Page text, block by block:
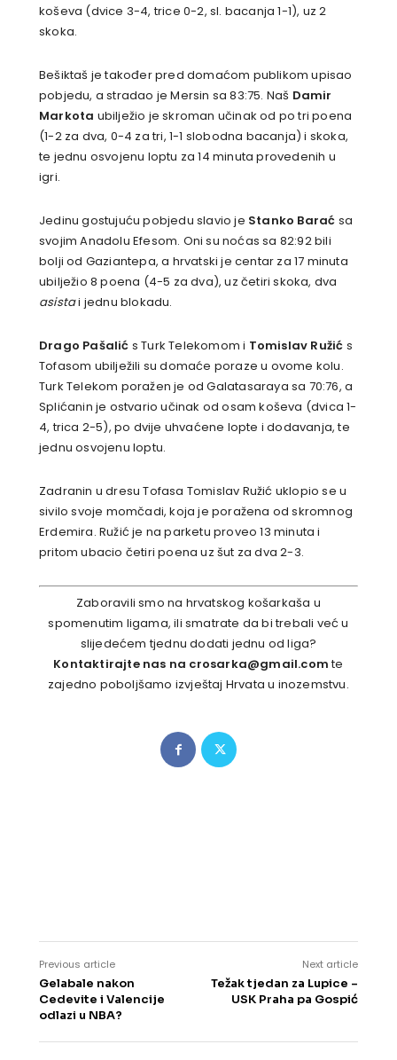
koševa (dvice 3-4, trice 0-2, sl. bacanja 1-1), uz 2
skoka.
Bešiktaš je također pred domaćom publikom upisao
pobjedu, a stradao je Mersin sa 83:75. Naš Damir
Markota ubilježio je skroman učinak od po tri poena
(1-2 za dva, 0-4 za tri, 1-1 slobodna bacanja) i skoka,
te jednu osvojenu loptu za 14 minuta provedenih u
igri.
Jedinu gostujuću pobjedu slavio je Stanko Barać sa
svojim Anadolu Efesom. Oni su noćas sa 82:92 bili
bolji od Gaziantepa, a hrvatski je centar za 17 minuta
ubilježio 8 poena (4-5 za dva), uz četiri skoka, dva
asistai jednu blokadu.
Drago Pašalić s Turk Telekomom i Tomislav Ružić s
Tofasom ubilježili su domaće poraze u ovome kolu.
Turk Telekom poražen je od Galatasaraya sa 70:76, a
Splićanin je ostvario učinak od osam koševa (dvica 1-
4, trica 2-5), po dvije uhvaćene lopte i dodavanja, te
jednu osvojenu loptu.
Zadranin u dresu Tofasa Tomislav Ružić uklopio se u
sivilo svoje momčadi, koja je poražena od skromnog
Erdemira. Ružić je na parketu proveo 13 minuta i
pritom ubacio četiri poena uz šut za dva 2-3.
Zaboravili smo na hrvatskog košarkaša u
spomenutim ligama, ili smatrate da bi trebali već u
slijedećem tjednu dodati jednu od liga?
Kontaktirajte nas na crosarka@gmail.comte
zajedno poboljšamo izvještaj Hrvata u inozemstvu.
Previous article
Gelabale nakon
Cedevite i Valencije
odlazi u NBA?
Next article
Težak tjedan za Lupice –
USK Praha pa Gospić